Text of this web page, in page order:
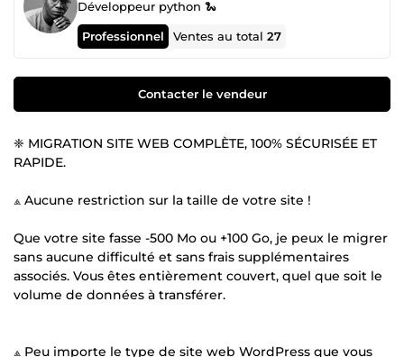
Développeur python 🐍
Professionnel Ventes au total27
Contacter le vendeur
❈ MIGRATION SITE WEB COMPLÈTE, 100% SÉCURISÉE ET
RAPIDE.
⟁ Aucune restriction sur la taille de votre site !
Que votre site fasse -500 Mo ou +100 Go, je peux le migrer
sans aucune difficulté et sans frais supplémentaires
associés. Vous êtes entièrement couvert, quel que soit le
volume de données à transférer.
⟁ Peu importe le type de site web WordPress que vous